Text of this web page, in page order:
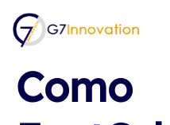
content
G7Innovation
Empresa de desarrollo
clínica y sanitaria
Como